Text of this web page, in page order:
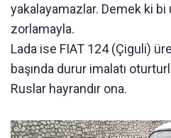
yakalayamazlar. Demek ki bi
zorlamayla.
Lada ise FIAT 124 (Çiguli)
başında durur imalatı
Ruslar hayrandır ona.